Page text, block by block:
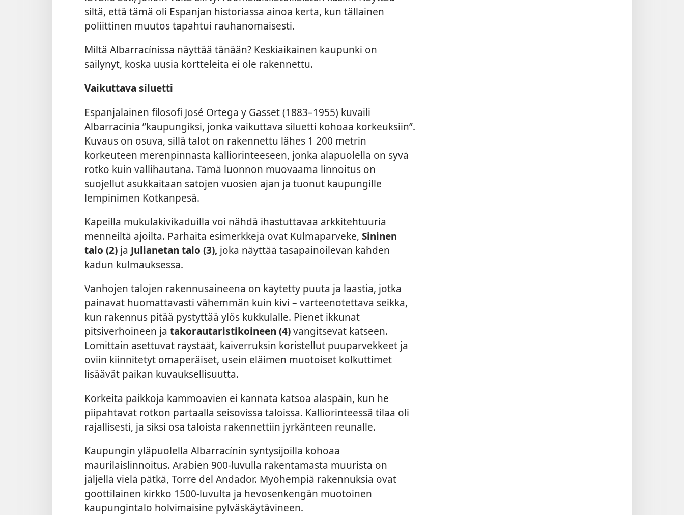
siltä, että tämä oli Espanjan historiassa ainoa kerta, kun tällainen
poliittinen muutos tapahtui rauhanomaisesti.
Miltä Albarracínissa näyttää tänään? Keskiaikainen kaupunki on
säilynyt, koska uusia kortteleita ei ole rakennettu.
Vaikuttava siluetti
Espanjalainen filosofi José Ortega y Gasset (1883–1955) kuvaili
Albarracínia ”kaupungiksi, jonka vaikuttava siluetti kohoaa korkeuksiin”.
Kuvaus on osuva, sillä talot on rakennettu lähes 1 200 metrin
korkeuteen merenpinnasta kalliorinteeseen, jonka alapuolella on syvä
rotko kuin vallihautana. Tämä luonnon muovaama linnoitus on
suojellut asukkaitaan satojen vuosien ajan ja tuonut kaupungille
lempinimen Kotkanpesä.
Kapeilla mukulakivikaduilla voi nähdä ihastuttavaa arkkitehtuuria
menneiltä ajoilta. Parhaita esimerkkejä ovat Kulmaparveke, Sininen
talo (2) ja Julianetan talo (3), joka näyttää tasapainoilevan kahden
kadun kulmauksessa.
Vanhojen talojen rakennusaineena on käytetty puuta ja laastia, jotka
painavat huomattavasti vähemmän kuin kivi – varteenotettava seikka,
kun rakennus pitää pystyttää ylös kukkulalle. Pienet ikkunat
pitsiverhoineen ja takorautaristikoineen (4)vangitsevat katseen.
Lomittain asettuvat räystäät, kaiverruksin koristellut puuparvekkeet ja
oviin kiinnitetyt omaperäiset, usein eläimen muotoiset kolkuttimet
lisäävät paikan kuvauksellisuutta.
Korkeita paikkoja kammoavien ei kannata katsoa alaspäin, kun he
piipahtavat rotkon partaalla seisovissa taloissa. Kalliorinteessä tilaa oli
rajallisesti, ja siksi osa taloista rakennettiin jyrkänteen reunalle.
Kaupungin yläpuolella Albarracínin syntysijoilla kohoaa
maurilaislinnoitus. Arabien 900-luvulla rakentamasta muurista on
jäljellä vielä pätkä, Torre del Andador. Myöhempiä rakennuksia ovat
goottilainen kirkko 1500-luvulta ja hevosenkengän muotoinen
kaupungintalo holvimaisine pylväskäytävineen.